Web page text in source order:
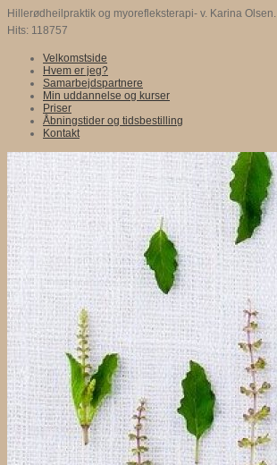
Hillerødheilpraktik og myorefleksterapi- v. Karina Olsen.
Hits: 118757
Velkomstside
Hvem er jeg?
Samarbejdspartnere
Min uddannelse og kurser
Priser
Åbningstider og tidsbestilling
Kontakt